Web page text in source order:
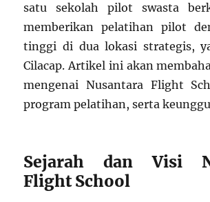
satu sekolah pilot swasta
memberikan pelatihan pilot
tinggi di dua lokasi strategis,
Cilacap. Artikel ini akan
mengenai Nusantara Flight
program pelatihan, serta
Sejarah dan Visi
Flight School